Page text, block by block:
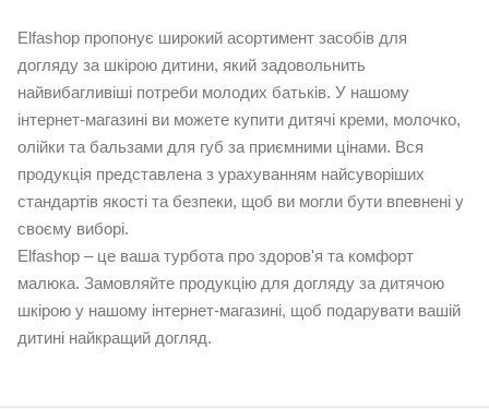
Elfashop пропонує широкий асортимент засобів для
догляду за шкірою дитини, який задовольнить
найвибагливіші потреби молодих батьків. У нашому
інтернет-магазині ви можете купити дитячі креми, молочко,
олійки та бальзами для губ за приємними цінами. Вся
продукція представлена з урахуванням найсуворіших
стандартів якості та безпеки, щоб ви могли бути впевнені у
своєму виборі.
Elfashop – це ваша турбота про здоров'я та комфорт
малюка. Замовляйте продукцію для догляду за дитячою
шкірою у нашому інтернет-магазині, щоб подарувати вашій
дитині найкращий догляд.